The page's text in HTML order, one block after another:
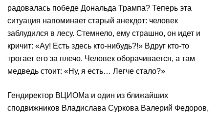
радовалась победе Дональда Трампа? Теперь эта
ситуация напоминает старый анекдот: человек
заблудился в лесу. Стемнело, ему страшно, он идет и
кричит: «Ау! Есть здесь кто-нибудь?!» Вдруг кто-то
трогает его за плечо. Человек оборачивается, а там
медведь стоит: «Ну, я есть… Легче стало?»
Гендиректор ВЦИОМа и один из ближайших
сподвижников Владислава Суркова Валерий Федоров,